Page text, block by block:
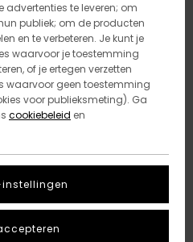
te leveren; om
publiek; om de producten
en te verbeteren. Je kunt je
waarvoor je toestemming
of je ertegen verzetten
waarvoor geen toestemming
voor publieksmeting). Ga
cookiebeleid en